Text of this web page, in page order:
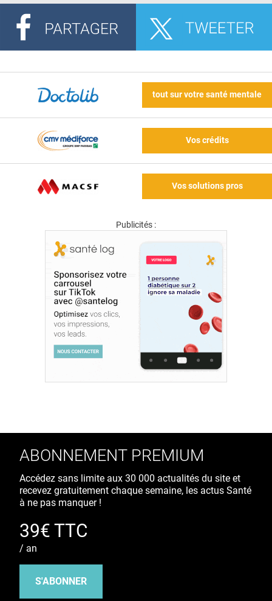
tout sur votre santé mentale
Vos crédits
Vos solutions pros
Publicités :
ABONNEMENT PREMIUM
Accédez sans limite aux 30 000 actualités du site et
recevez gratuitement chaque semaine, les actus Santé
à ne pas manquer !
39€ TTC
/ an
S'ABONNER